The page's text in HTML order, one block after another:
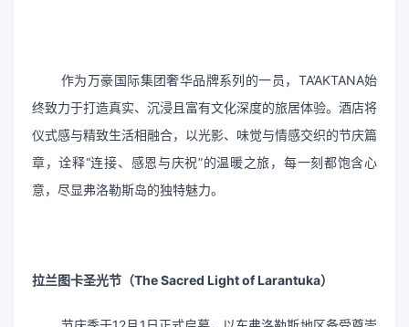
作为万豪国际集团奢华品牌系列的一员，TA’AKTANA始
终致力于打造真实、沉浸且富有文化深度的旅居体验。酒店将
仪式感与精致生活相融合，以光影、味觉与情感交织的节庆篇
章，诠释“连接、感恩与庆祝”的温暖之旅，每一刻都饱含心
意，尽显弗洛勒斯岛的独特魅力。
拉兰图卡圣光节（The Sacred Light of Larantuka）